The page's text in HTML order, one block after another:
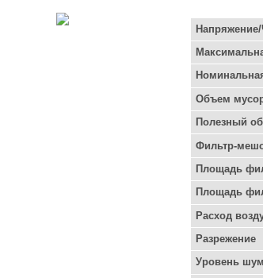
Напряжение/
Объем
Полезный
Фильтр-
Площадь
Площадь
Расход
Разрежение
Уровень